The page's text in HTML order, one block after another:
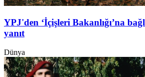
YPJ'den ‘İçişleri Bakanlığı’na
yanıt
Dünya